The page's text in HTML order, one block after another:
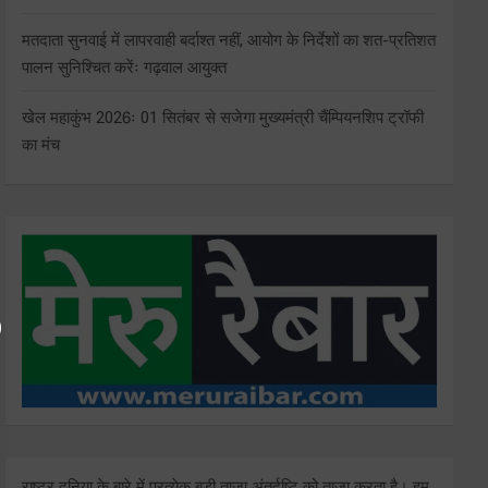
मतदाता सुनवाई में लापरवाही बर्दाश्त नहीं, आयोग के निर्देशों का शत-प्रतिशत
पालन सुनिश्चित करेंः गढ़वाल आयुक्त
खेल महाकुंभ 2026ः 01 सितंबर से सजेगा मुख्यमंत्री चैंम्पियनशिप ट्रॉफी
का मंच